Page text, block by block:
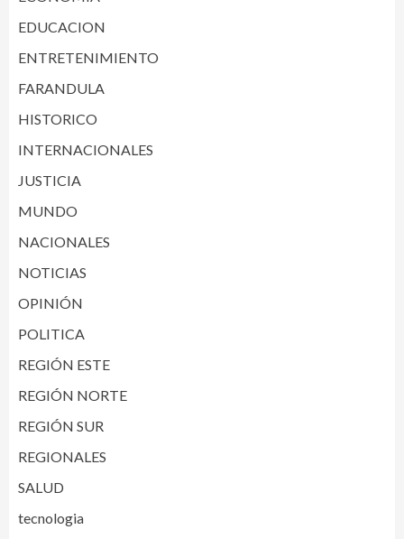
EDUCACION
ENTRETENIMIENTO
FARANDULA
HISTORICO
INTERNACIONALES
JUSTICIA
MUNDO
NACIONALES
NOTICIAS
OPINIÓN
POLITICA
REGIÓN ESTE
REGIÓN NORTE
REGIÓN SUR
REGIONALES
SALUD
tecnologia